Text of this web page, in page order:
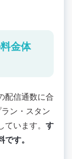
金体
配信通数に合
ン・スタン
います。 す
す。